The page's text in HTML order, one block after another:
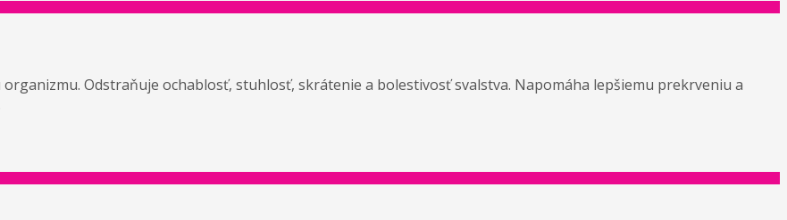
Odstraňuje ochablosť, stuhlosť, skrátenie a bolestivosť svalstva. Napomáha lepšiemu prekrveniu a